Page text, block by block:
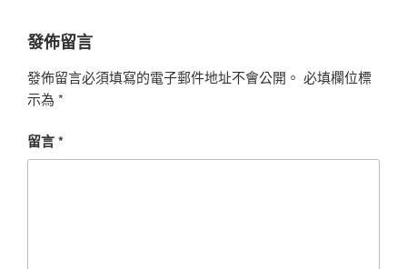
發佈留言
發佈留言必須填寫的電子郵件地址不會公開。 必填欄位標
示為 *
留言*